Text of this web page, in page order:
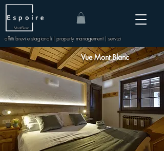
affitti brevi e stagionali | property management | servizi
Mont-Blanc
Vue Mont Blanc